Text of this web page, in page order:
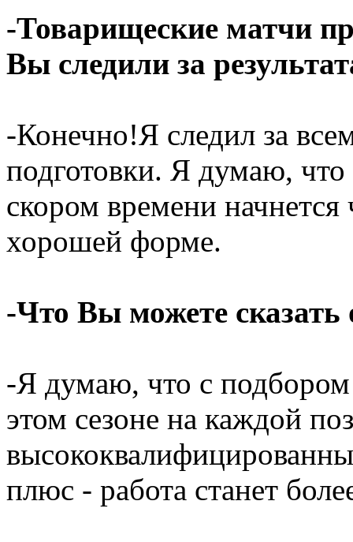
-Товарищеские матчи
Вы следили за
-Конечно!Я следил за
подготовки. Я думаю,
скором времени
хорошей форме.
-Что Вы можете сказать
-Я думаю, что с подбором
этом сезоне на каждой
плюс - работа станет